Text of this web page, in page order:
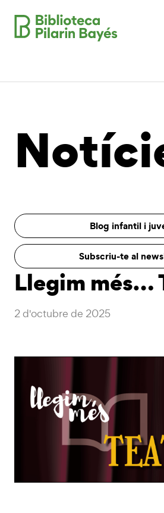
Blog infantil i
Subscriu-te al
Llegim més…
2 d'octubre de 2025